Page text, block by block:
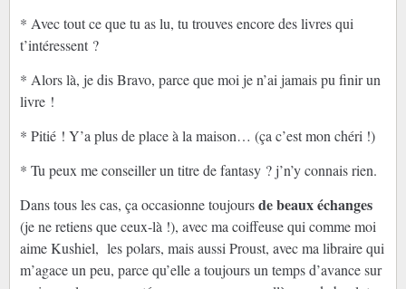
* Avec tout ce que tu as lu, tu trouves encore des livres qui
t’intéressent ?
* Alors là, je dis Bravo, parce que moi je n’ai jamais pu finir un
livre !
* Pitié ! Y’a plus de place à la maison… (ça c’est mon chéri !)
* Tu peux me conseiller un titre de fantasy ? j’n’y connais rien.
Dans tous les cas, ça occasionne toujoursde beaux échanges
(je ne retiens que ceux-là !), avec ma coiffeuse qui comme moi
aime Kushiel, les polars, mais aussi Proust, avec ma libraire qui
m’agace un peu, parce qu’elle a toujours un temps d’avance sur